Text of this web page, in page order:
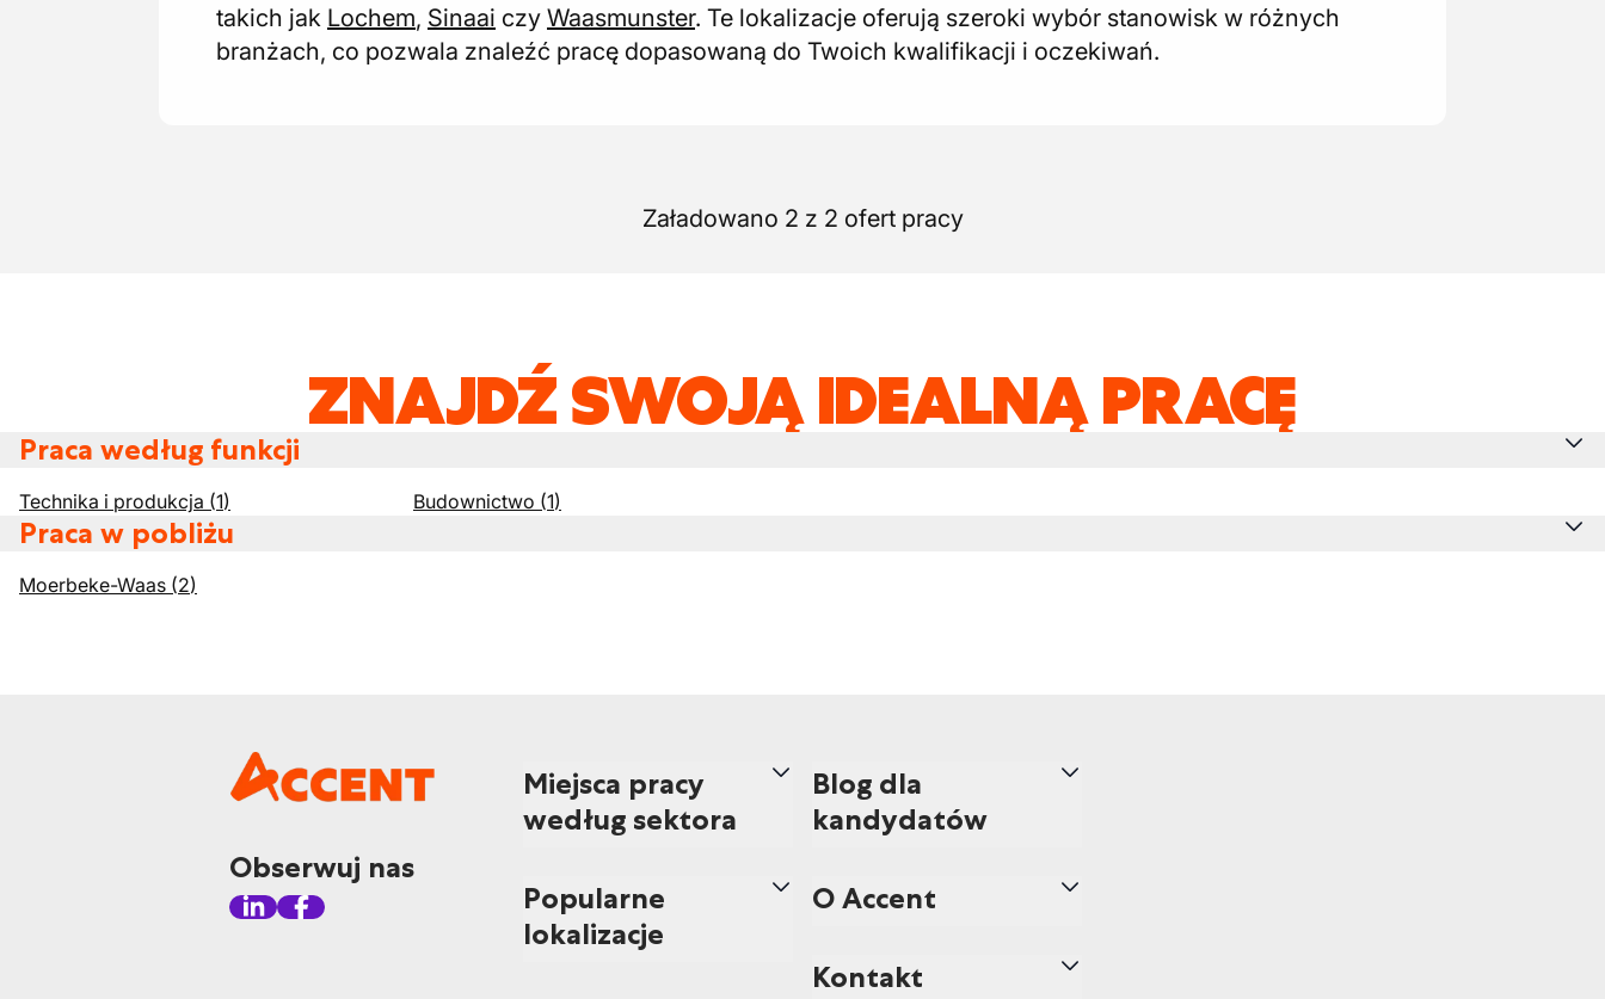
takich jak Lochem, Sinaai czy Waasmunster. Te lokalizacje oferują szeroki wybór stanowisk w różnych
branżach, co pozwala znaleźć pracę dopasowaną do Twoich kwalifikacji i oczekiwań.
Załadowano 2 z 2 ofert pracy
ZNAJDŹ SWOJĄ IDEALNĄ PRACĘ
Praca według funkcji
Technika i produkcja (1) Budownictwo (1)
Praca w pobliżu
Moerbeke-Waas (2)
Obserwuj nas
Miejsca pracy
według sektora
Popularne
lokalizacje
Blog dla
kandydatów
O Accent
Kontakt